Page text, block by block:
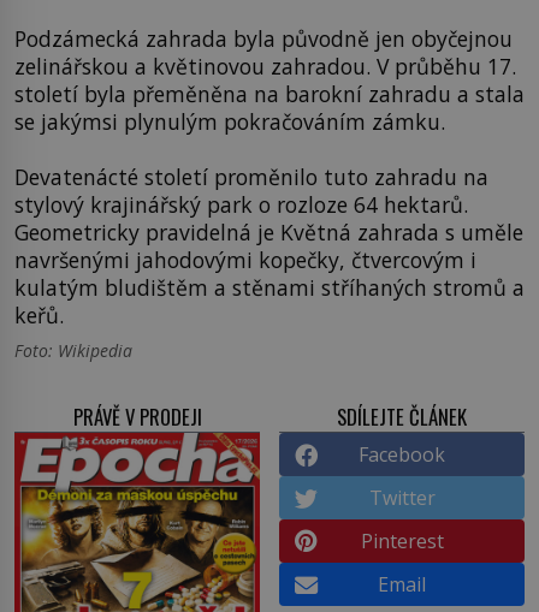
Podzámecká zahrada byla původně jen obyčejnou
zelinářskou a květinovou zahradou. V průběhu 17.
století byla přeměněna na barokní zahradu a stala
se jakýmsi plynulým pokračováním zámku.
Devatenácté století proměnilo tuto zahradu na
stylový krajinářský park o rozloze 64 hektarů.
Geometricky pravidelná je Květná zahrada s uměle
navršenými jahodovými kopečky, čtvercovým i
kulatým bludištěm a stěnami stříhaných stromů a
keřů.
Foto: Wikipedia
PRÁVĚ V PRODEJI SDÍLEJTE ČLÁNEK
Facebook
Twitter
Pinterest
Email